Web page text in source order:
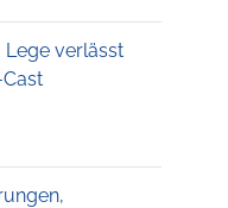
Lege verlässt